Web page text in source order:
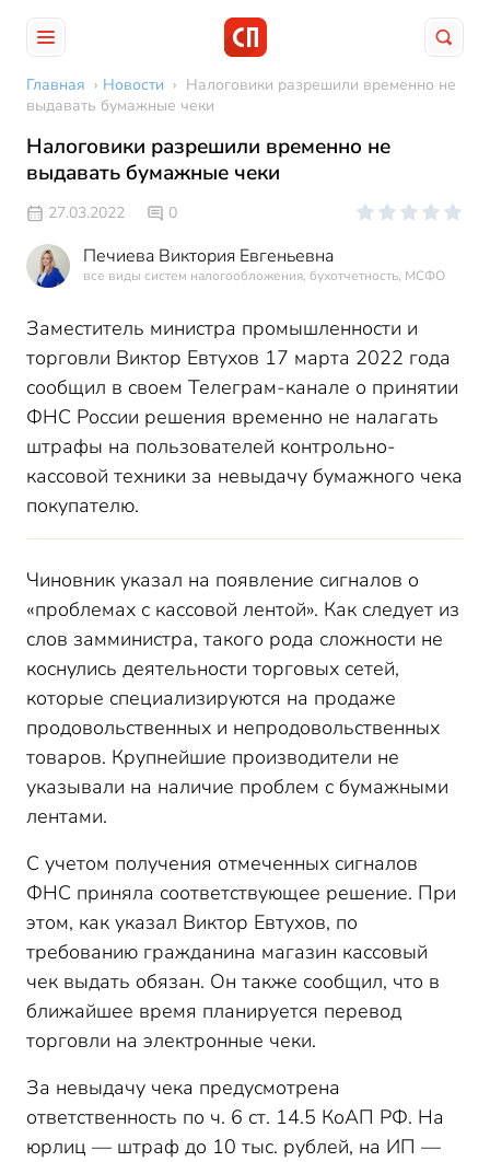
Главная › Новости › Налоговики разрешили временно не
выдавать бумажные чеки
Налоговики разрешили временно не
выдавать бумажные чеки
27.03.2022 0
Печиева Виктория Евгеньевна
все виды систем налогообложения, бухотчетность, МСФО
Заместитель министра промышленности и
торговли Виктор Евтухов 17 марта 2022 года
сообщил в своем Телеграм-канале о принятии
ФНС России решения временно не налагать
штрафы на пользователей контрольно-
кассовой техники за невыдачу бумажного чека
покупателю.
Чиновник указал на появление сигналов о
«проблемах с кассовой лентой». Как следует из
слов замминистра, такого рода сложности не
коснулись деятельности торговых сетей,
которые специализируются на продаже
продовольственных и непродовольственных
товаров. Крупнейшие производители не
указывали на наличие проблем с бумажными
лентами.
С учетом получения отмеченных сигналов
ФНС приняла соответствующее решение. При
этом, как указал Виктор Евтухов, по
требованию гражданина магазин кассовый
чек выдать обязан. Он также сообщил, что в
ближайшее время планируется перевод
торговли на электронные чеки.
За невыдачу чека предусмотрена
ответственность по ч. 6 ст. 14.5 КоАП РФ. На
юрлиц — штраф до 10 тыс. рублей, на ИП —